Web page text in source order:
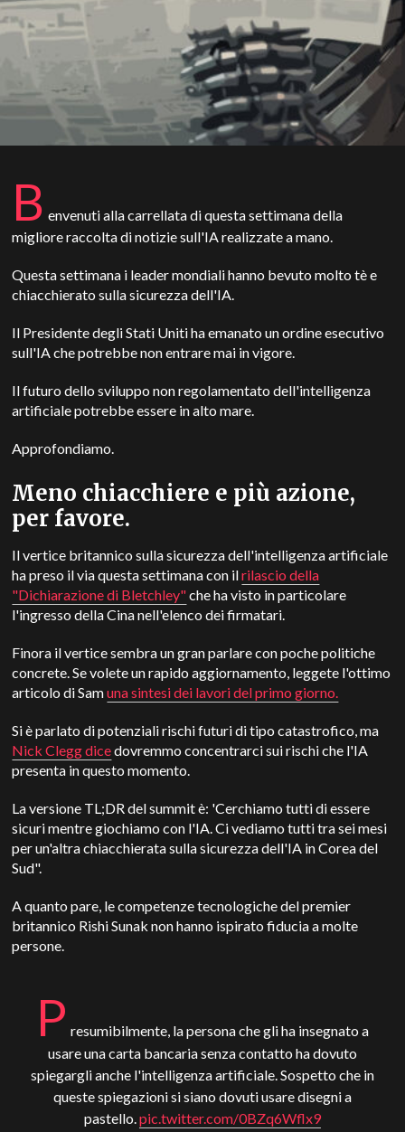
B envenuti alla carrellata di questa settimana della
migliore raccolta di notizie sull'IA realizzate a mano.
Questa settimana i leader mondiali hanno bevuto molto tè e
chiacchierato sulla sicurezza dell'IA.
Il Presidente degli Stati Uniti ha emanato un ordine esecutivo
sull'IA che potrebbe non entrare mai in vigore.
Il futuro dello sviluppo non regolamentato dell'intelligenza
artificiale potrebbe essere in alto mare.
Approfondiamo.
Meno chiacchiere e più azione,
per favore.
Il vertice britannico sulla sicurezza dell'intelligenza artificiale
ha preso il via questa settimana con ilrilascio della
"Dichiarazione di Bletchley"che ha visto in particolare
l'ingresso della Cina nell'elenco dei firmatari.
Finora il vertice sembra un gran parlare con poche politiche
concrete. Se volete un rapido aggiornamento, leggete l'ottimo
articolo di Samuna sintesi dei lavori del primo giorno.
Si è parlato di potenziali rischi futuri di tipo catastrofico, ma
Nick Clegg dicedovremmo concentrarci sui rischi che l'IA
presenta in questo momento.
La versione TL;DR del summit è: 'Cerchiamo tutti di essere
sicuri mentre giochiamo con l'IA. Ci vediamo tutti tra sei mesi
per un'altra chiacchierata sulla sicurezza dell'IA in Corea del
Sud".
A quanto pare, le competenze tecnologiche del premier
britannico Rishi Sunak non hanno ispirato fiducia a molte
persone.
P resumibilmente, la persona che gli ha insegnato a
usare una carta bancaria senza contatto ha dovuto
spiegargli anche l'intelligenza artificiale. Sospetto che in
queste spiegazioni si siano dovuti usare disegni a
pastello.pic.twitter.com/0BZq6Wflx9